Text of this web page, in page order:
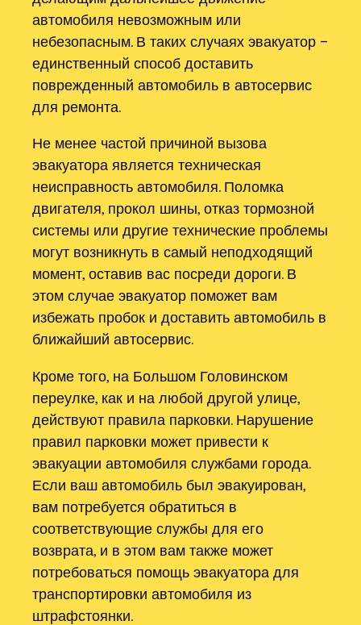
автомобиля невозможным или
небезопасным. В таких случаях эвакуатор –
единственный способ доставить
поврежденный автомобиль в автосервис
для ремонта.
Не менее частой причиной вызова
эвакуатора является техническая
неисправность автомобиля. Поломка
двигателя, прокол шины, отказ тормозной
системы или другие технические проблемы
могут возникнуть в самый неподходящий
момент, оставив вас посреди дороги. В
этом случае эвакуатор поможет вам
избежать пробок и доставить автомобиль в
ближайший автосервис.
Кроме того, на Большом Головинском
переулке, как и на любой другой улице,
действуют правила парковки. Нарушение
правил парковки может привести к
эвакуации автомобиля службами города.
Если ваш автомобиль был эвакуирован,
вам потребуется обратиться в
соответствующие службы для его
возврата, и в этом вам также может
потребоваться помощь эвакуатора для
транспортировки автомобиля из
штрафстоянки.